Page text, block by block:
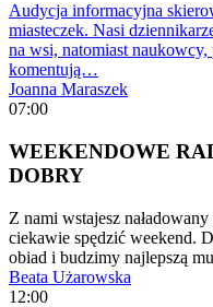
Audycja informacyjna
miasteczek. Nasi
na wsi, natomiast
komentują…
Joanna Maraszek
07:00
WEEKENDOWE
DOBRY
Z nami wstajesz
ciekawie spędzić weekend.
obiad i budzimy najlepszą
Beata Użarowska
12:00